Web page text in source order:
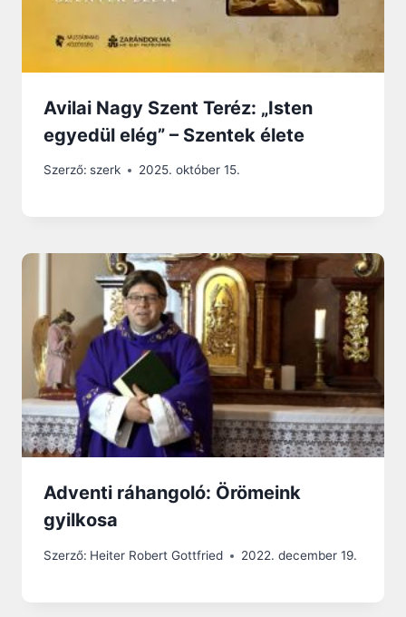
Avilai Nagy Szent Teréz: „Isten
egyedül elég” – Szentek élete
Szerző: szerk 2025. október 15.
Adventi ráhangoló: Örömeink
gyilkosa
Szerző: Heiter Robert Gottfried 2022. december 19.